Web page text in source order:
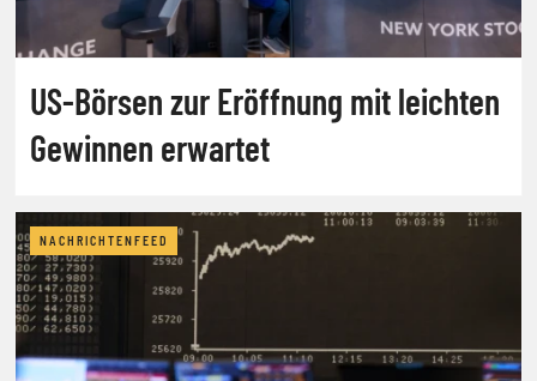
US-Börsen zur Eröffnung mit leichten
Gewinnen erwartet
NACHRICHTENFEED